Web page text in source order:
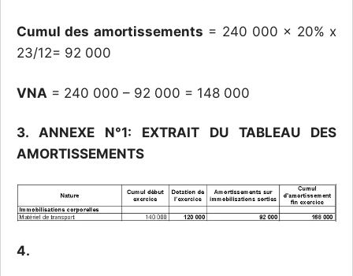
Cumul des amortissements = 240 000 x 20% x
23/12= 92 000
VNA = 240 000 – 92 000 = 148 000
3. ANNEXE N°1: EXTRAIT DU TABLEAU DES
AMORTISSEMENTS
4.